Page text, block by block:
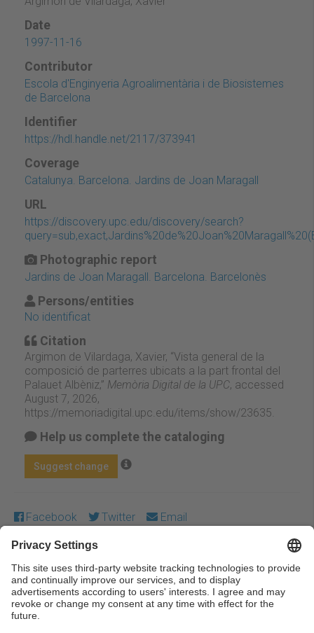
Date
1997-11-16
Contributor
Escola d'Enginyeria Agroalimentària i de Biosistemes
de Barcelona
Identifier
https://hdl.handle.net/2117/373941
Coverage
Catalunya. Barcelona. Jardins de Joan Maragall
URL
https://discovery.upc.edu/discovery/search?
Photographic report
Jardins de Joan Maragall. Barcelona. Barcelonès
Persons/entities
No identificat
Citation
Argimon de Vilardaga, Xavier, “Vista general de la
composició de parterres ubicats a la part frontal del
Palauet Albèniz,” Memòria Digital de la UPC, accessed
August 7, 2026,
https://memoriadigital.upc.edu/items/show/23635
Help us complete the cataloging
Suggest change
Facebook Twitter Email
Except where otherwise noted, content on this work is
licensed under a Creative Commons license:Attribution-
NonCommercial-NoDerivs 4.0 Generic